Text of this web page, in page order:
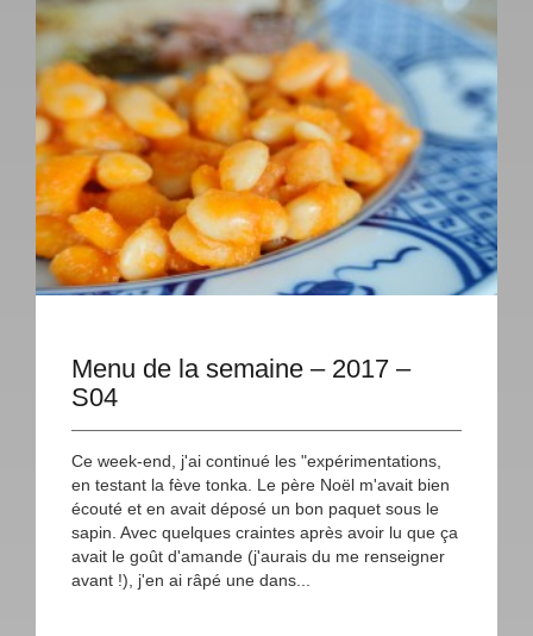
Menu de la semaine – 2017 –
S04
Ce week-end, j'ai continué les "expérimentations,
en testant la fève tonka. Le père Noël m'avait bien
écouté et en avait déposé un bon paquet sous le
sapin. Avec quelques craintes après avoir lu que ça
avait le goût d'amande (j'aurais du me renseigner
avant !), j'en ai râpé une dans...